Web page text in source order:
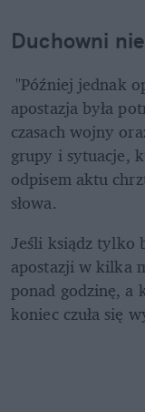
Duchowni
apostazja była
czasach wojny
grupy i sytuacje,
odpisem aktu
słowa.
Jeśli ksiądz tylko
apostazji w kilka
ponad godzinę, a
koniec czuła się